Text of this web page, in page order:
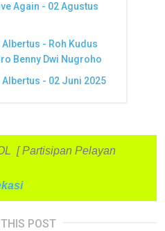
Again - 02 Agustus
Albertus - Roh Kudus
Benny Dwi Nugroho
Albertus - 02 Juni 2025
[ Partisipan Pelayan
POST